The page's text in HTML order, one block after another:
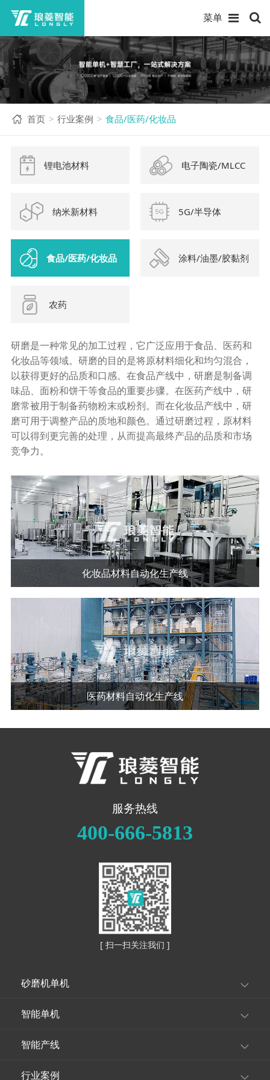
菜单
首页 > 行业案例 > 食品/医药/化妆品
锂电池材料 电子陶瓷/MLCC
纳米新材料 5G/半导体
食品/医药/化妆品 涂料/油墨/胶黏剂
农药
研磨是一种常见的加工过程，它广泛应用于食品、医药和
化妆品等领域。研磨的目的是将原材料细化和均匀混合，
以获得更好的品质和口感。在食品产线中，研磨是制备调
味品、面粉和饼干等食品的重要步骤。在医药产线中，研
磨常被用于制备药物粉末或粉剂。而在化妆品产线中，研
磨可用于调整产品的质地和颜色。通过研磨过程，原材料
可以得到更完善的处理，从而提高最终产品的品质和市场
竞争力。
化妆品材料自动化生产线
医药材料自动化生产线
服务热线
400-666-5813
[ 扫一扫关注我们 ]
砂磨机单机
智能单机
智能产线
行业案例